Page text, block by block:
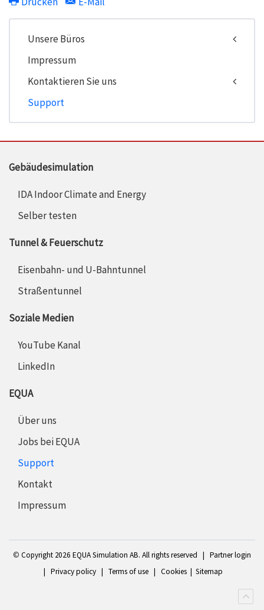
Unsere Büros
Impressum
Kontaktieren Sie uns
Support
Gebäudesimulation
IDA Indoor Climate and Energy
Selber testen
Tunnel & Feuerschutz
Eisenbahn- und U-Bahntunnel
Straßentunnel
Soziale Medien
YouTube Kanal
LinkedIn
EQUA
Über uns
Jobs bei EQUA
Support
Kontakt
Impressum
© Copyright 2026 EQUA Simulation AB. All rights reserved | Partner login
| Privacy policy| Terms of use| Cookies| Sitemap